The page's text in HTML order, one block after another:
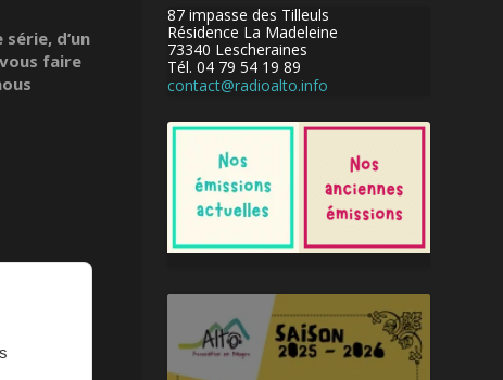
d’un
faire
87 impasse des Tilleuls
Résidence La Madeleine
73340 Lescheraines
Tél. 04 79 54 19 89
contact@radioalto.info